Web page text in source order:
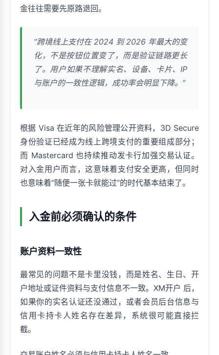
金往往需要先原路退回。
“跨境线上支付在 2024 到 2026 年最大的变
化，不是按钮位置变了，而是验证链路更长
了。用户如果不理解实名、设备、卡片、IP
与账户的一致性逻辑，成功率会明显下降。”
根据 Visa 在近年的风险管理公开资料，3D Secure
身份验证已经成为线上跨境支付的重要组成部分；
而 Mastercard 也持续推动发卡行加强交易认证。
对入金用户而言，这意味着支付安全更高，但同时
也意味着“随便一张卡就能过”的时代基本结束了。
入金前必须确认的条件
账户资料一致性
最常见的问题不是卡里没钱，而是姓名、生日、开
户地址或证件资料与支付信息不一致。XM开户 后，
如果你的实名认证还没通过，或者会员后台信息与
信用卡持卡人姓名存在差异，系统很可能直接拦
截。